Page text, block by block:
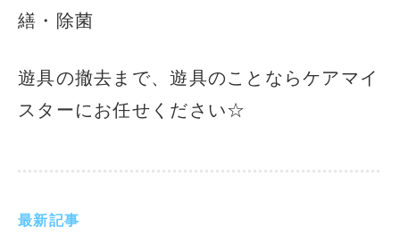
最新記事
繕・除菌
遊具の撤去まで、遊具のことならケアマイ
スターにお任せください☆